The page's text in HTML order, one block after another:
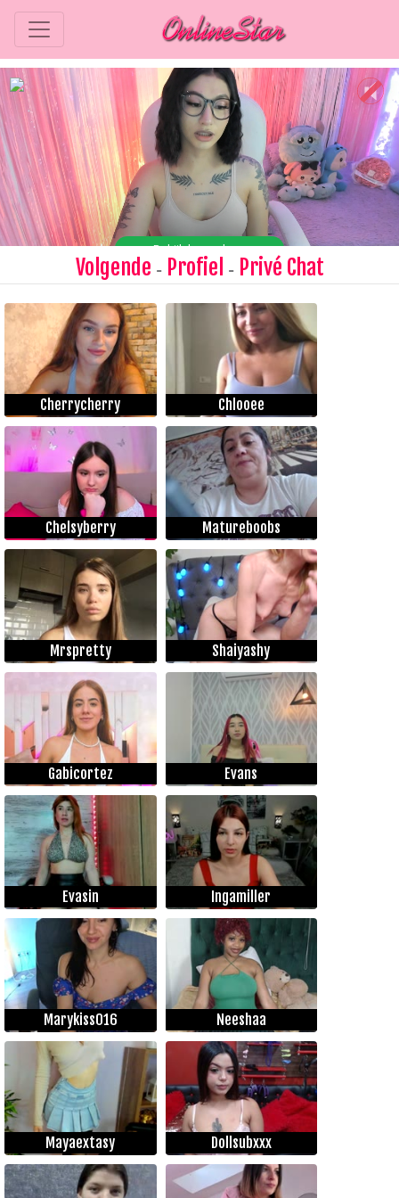
Volgende - Profiel - Privé Chat
Cherrycherry Chlooee
Chelsyberry Matureboobs
Mrspretty Shaiyashy
Gabicortez Evans
Evasin Ingamiller
Marykiss016 Neeshaa
Mayaextasy Dollsubxxx